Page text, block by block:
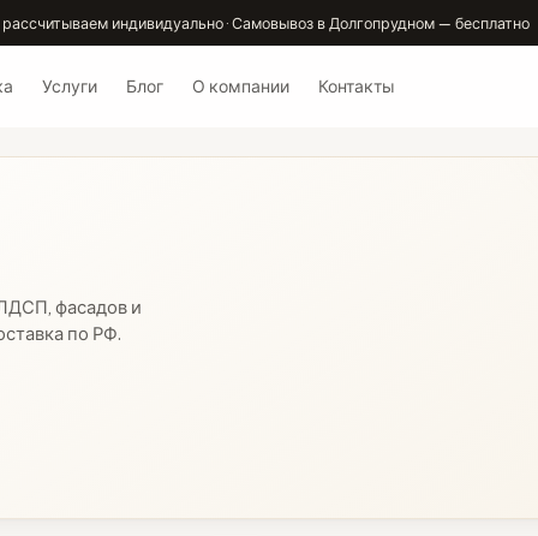
индивидуально · Самовывоз в Долгопрудном — бесплатно
Услуги Блог О компании Контакты
фасадов и
по РФ.